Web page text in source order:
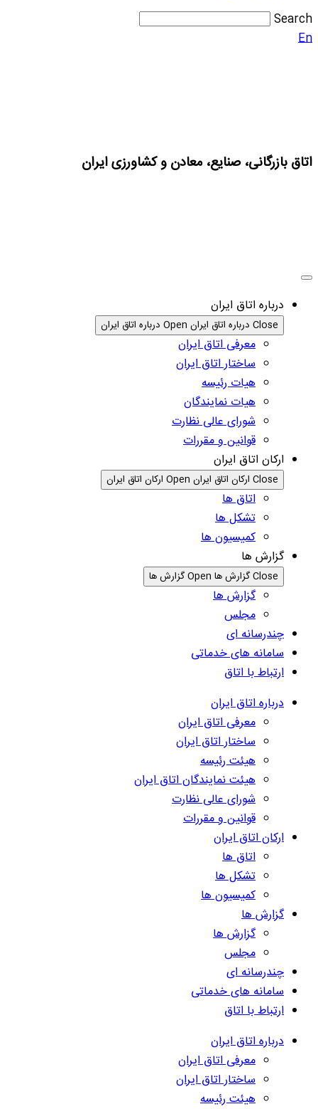
Search
En
اتاق بازرگانی، صنایع، معادن و کشاورزی ایران
درباره اتاق ایران
Close درباره اتاق ایران Open درباره اتاق ایران
معرفی اتاق ایران
ساختار اتاق ایران
هیات رئیسه
هیات نمایندگان
شورای عالی نظارت
قوانین و مقررات
ارکان اتاق ایران
Close ارکان اتاق ایران Open ارکان اتاق ایران
اتاق ها
تشکل ها
کمیسیون ها
گزارش ها
Close گزارش ها Open گزارش ها
گزارش ها
مجلس
چندرسانه ای
سامانه های خدماتی
ارتباط با اتاق
درباره اتاق ایران
معرفی اتاق ایران
ساختار اتاق ایران
هیئت رئیسه
هیئت نمایندگان اتاق ایران
شورای عالی نظارت
قوانین و مقررات
ارکان اتاق ایران
اتاق ها
تشکل ها
کمیسیون ها
گزارش ها
گزارش ها
مجلس
چندرسانه ای
سامانه های خدماتی
ارتباط با اتاق
درباره اتاق ایران
معرفی اتاق ایران
ساختار اتاق ایران
هیئت رئیسه